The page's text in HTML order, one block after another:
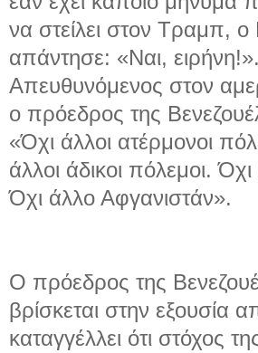
να στείλει στον Τραμπ,
απάντησε: «Ναι, ειρήνη!».
Απευθυνόμενος στον
ο πρόεδρος της
«Όχι άλλοι ατέρμονοι
άλλοι άδικοι πόλεμοι.
Όχι άλλο Αφγανιστάν».
Ο πρόεδρος της
βρίσκεται στην εξουσία
καταγγέλλει ότι στόχος